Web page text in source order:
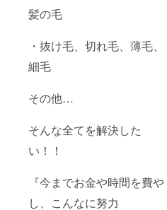
髪の毛
・抜け毛、切れ毛、薄毛、
細毛
その他…
そんな全てを解決した
い！！
『今までお金や時間を費や
し、こんなに努力